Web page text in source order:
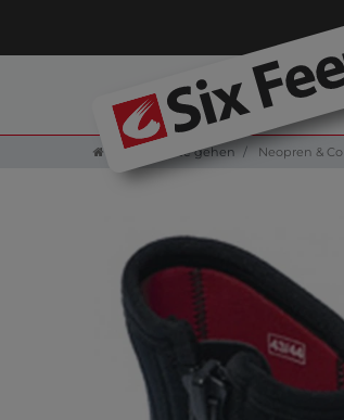
Zur Startseite gehen Neopren & Co